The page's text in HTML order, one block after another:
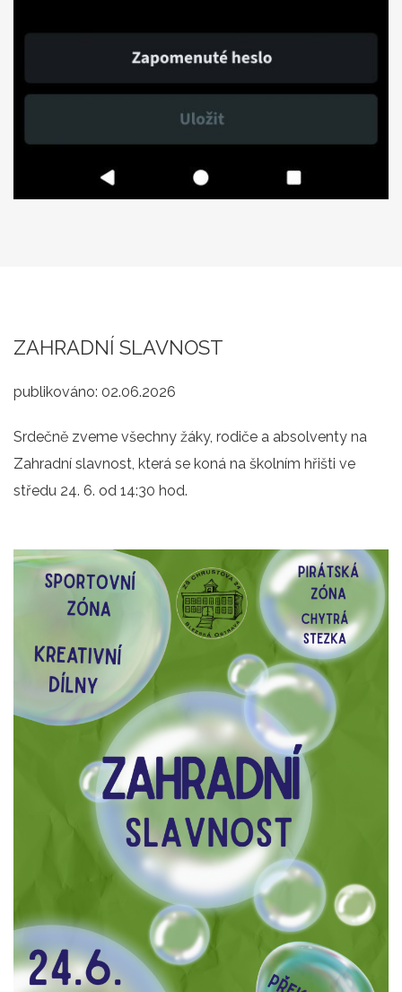
ZAHRADNÍ SLAVNOST
publikováno: 02.06.2026
Srdečně zveme všechny žáky, rodiče a absolventy na
Zahradní slavnost, která se koná na školním hřišti ve
středu 24. 6. od 14:30 hod.